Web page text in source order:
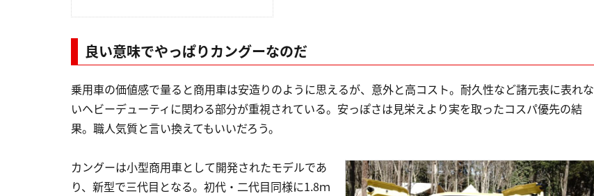
良い意味でやっぱりカングーなのだ
乗用車の価値感で量ると商用車は安造りのように思えるが、意外と高コスト。耐久性など諸元表に表れな
いヘビーデューティに関わる部分が重視されている。安っぽさは見栄えより実を取ったコスパ優先の結
果。職人気質と言い換えてもいいだろう。
カングーは小型商用車として開発されたモデルであ
り、新型で三代目となる。初代・二代目同様に1.8ｍ